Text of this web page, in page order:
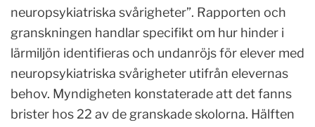
neuropsykiatriska svårigheter”. Rapporten och
granskningen handlar specifikt om hur hinder i
lärmiljön identifieras och undanröjs för elever med
neuropsykiatriska svårigheter utifrån elevernas
behov. Myndigheten konstaterade att det fanns
brister hos 22 av de granskade skolorna. Hälften